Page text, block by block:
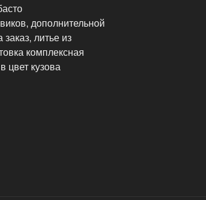
дополнительной
литье из
комплексная
цвет кузова